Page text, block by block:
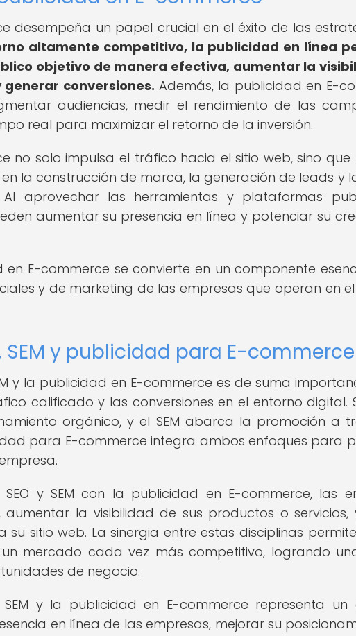
desempeña un papel crucial en el éxito de las
altamente competitivo, la publicidad en línea
objetivo de manera efectiva, aumentar la
conversiones. Además, la publicidad en E-
audiencias, medir el rendimiento de las
real para maximizar el retorno de la inversión.
no solo impulsa el tráfico hacia el sitio web, sino que
la construcción de marca, la generación de leads y
aprovechar las herramientas y plataformas
aumentar su presencia en línea y potenciar su
en E-commerce se convierte en un componente
y de marketing de las empresas que operan en
SEM y publicidad para E-commerce
y la publicidad en E-commerce es de suma
calificado y las conversiones en el entorno digital.
orgánico, y el SEM abarca la promoción a
para E-commerce integra ambos enfoques para
y SEM con la publicidad en E-commerce, las
la visibilidad de sus productos o
sitio web. La sinergia entre estas disciplinas
mercado cada vez más competitivo, logrando
de negocio.
SEM y la publicidad en E-commerce representa un
en línea de las empresas, mejorar su